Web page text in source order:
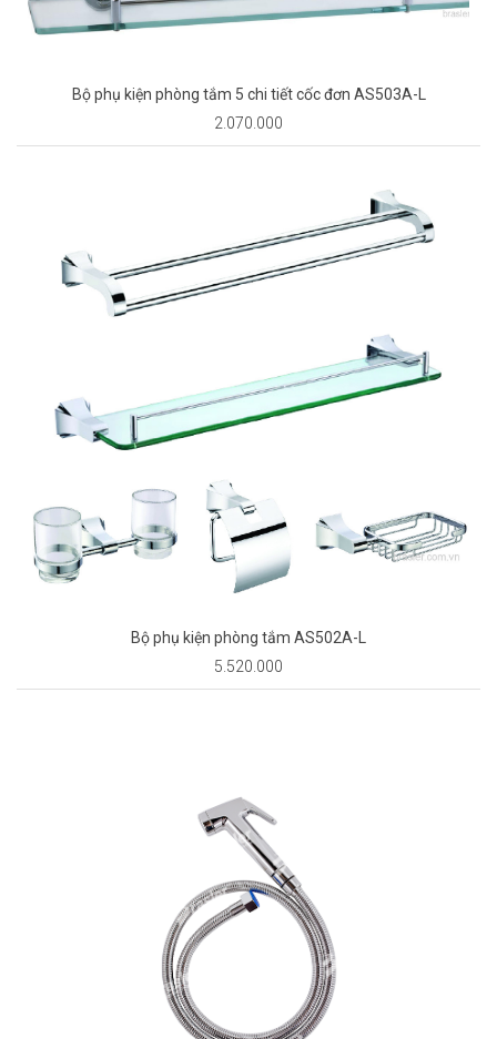
Bộ phụ kiện phòng tắm 5 chi tiết cốc đơn AS503A-L
2.070.000
Bộ phụ kiện phòng tắm AS502A-L
5.520.000